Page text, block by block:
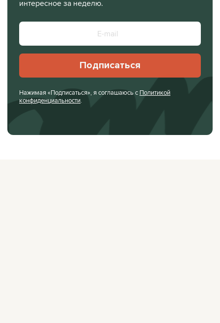
интересное за неделю.
Подписаться
Нажимая «Подписаться», я соглашаюсь с Политикой
конфиденциальности.